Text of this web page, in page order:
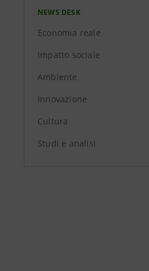
NEWS DESK
Economia reale
Impatto sociale
Ambiente
Innovazione
Cultura
Studi e analisi